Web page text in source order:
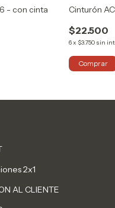
- con cinta Cinturón
$22.500
6x $3.750 sin
Comprar
2x1
AL CLIENTE